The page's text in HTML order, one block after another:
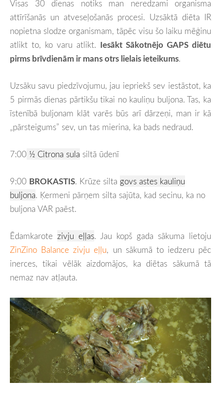
Visas 30 dienas notiks man neredzami organisma
attīrīšanās un atveseļošanās procesi. Uzsāktā diēta IR
nopietna slodze organismam, tāpēc visu šo laiku mēģinu
atlikt to, ko varu atlikt. Iesākt Sākotnējo GAPS diētu
pirms brīvdienām ir mans otrs lielais ieteikums.
Uzsāku savu piedzīvojumu, jau iepriekš sev iestāstot, ka
5 pirmās dienas pārtikšu tikai no kauliņu buljona. Tas, ka
īstenībā buljonam klāt varēs būs arī dārzeņi, man ir kā
„pārsteigums” sev, un tas mierina, ka bads nedraud.
7:00 ½ Citrona sula siltā ūdenī
9:00 BROKASTIS. Krūze silta govs astes kauliņu
buljona. Ķermeni pārņem silta sajūta, kad secinu, ka no
buljona VAR paēst.
Ēdamkarote zivju eļļas. Jau kopš gada sākuma lietoju
ZinZino Balance zivju eļļu, un sākumā to iedzeru pēc
inerces, tikai vēlāk aizdomājos, ka diētas sākumā tā
nemaz nav atļauta.